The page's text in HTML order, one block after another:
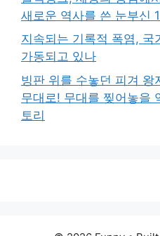
새로운 역사를 쓴 눈부신
지속되는 기록적 폭염, 국
가동되고 있나
빙판 위를 수놓던 피겨 왕
무대로! 무대를 찢어놓을
토리